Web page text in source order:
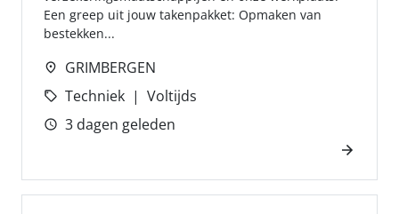
Een greep uit jouw takenpakket: Opmaken van
bestekken...
GRIMBERGEN
Techniek
Voltijds
3 dagen geleden